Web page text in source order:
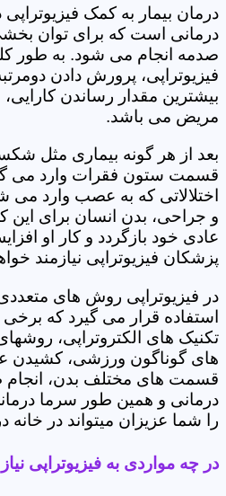
درمان بیمار به کمک
درمانی است که برای توان بخشی
صدمه انجام می شود. به طور
فیزیوتراپی، پرورش دادن
بیشترین مقدار رساندن
مریض می باشد.
بعد از هر گونه بیماری مثل
قسمت ستون فقرات وارد می
اختلالاتی که به عصب وارد
و جراحی، بدن انسان برای این
عادی خود بازگردد و کار او
پزشکان فیزیوتراپی نیازمند
در فیزیوتراپی روش های
استفاده قرار می گیرد که برخی
تکنیک های الکتروتراپی،
های گوناگون ورزشی، کشیدن
قسمت های مختلف بدن،
درمانی و همین طور سرما
را شما عزیزان میتواند در خانه
در چه مواردی به فیزیوتراپی